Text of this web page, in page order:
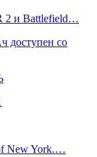
2 и Battlefield…
доступен со
New York.…